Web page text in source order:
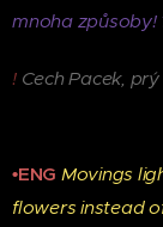
mnoha způsoby!
! Cech Pacek,
•ENG Movings
flowers instead